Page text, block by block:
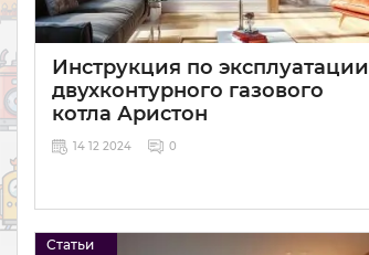
Инструкция по эксплуатации
двухконтурного газового
котла Аристон
14 12 2024 0
Статьи